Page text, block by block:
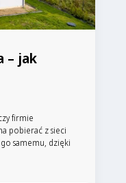
– jak
firmie
pobierać z sieci
samemu, dzięki